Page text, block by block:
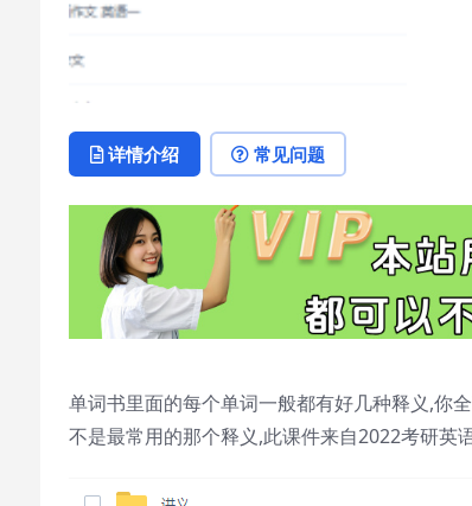
详情介绍 常见问题
单词书里面的每个单词一般都有好几种释义,你
不是最常用的那个释义,此课件来自2022考研英